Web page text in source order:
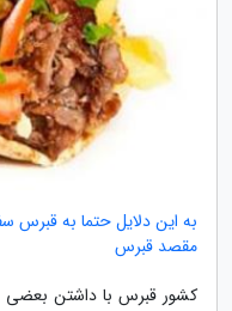
به این دلایل حتما به قبرس
مقصد قبرس
کشور قبرس با داشتن بعضی